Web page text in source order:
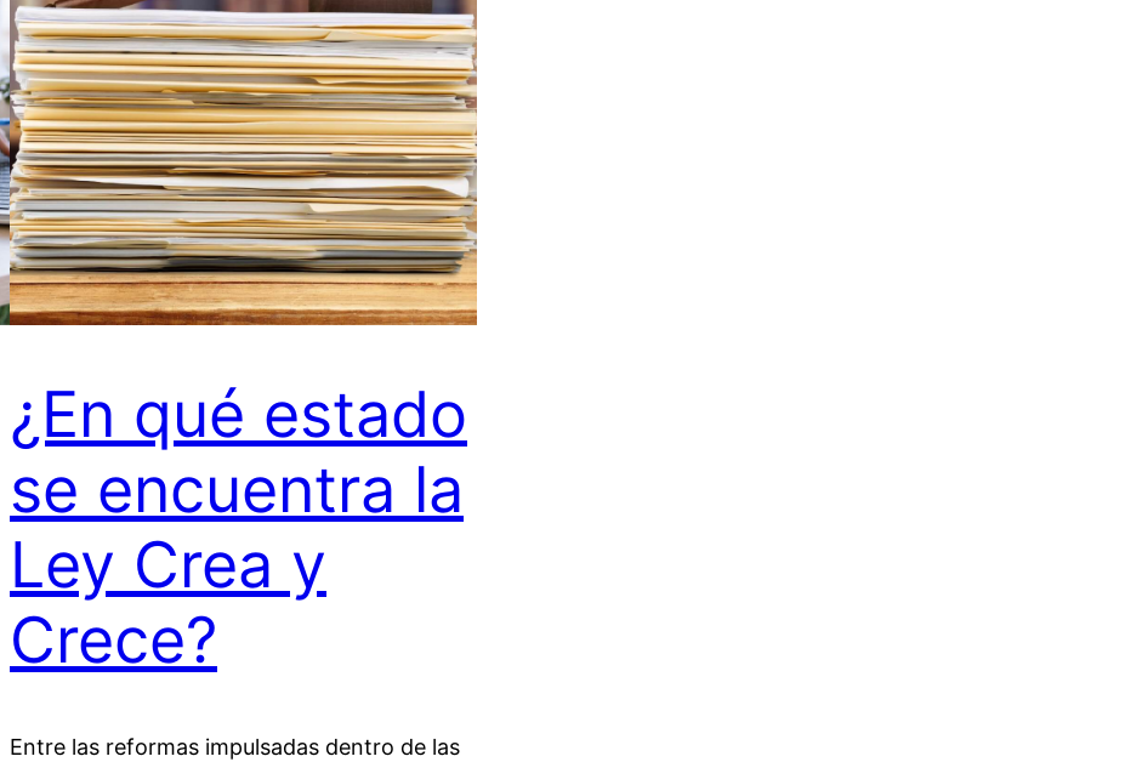
¿En qué estado
se encuentra la
Ley Crea y
Crece?
Entre las reformas impulsadas dentro de las